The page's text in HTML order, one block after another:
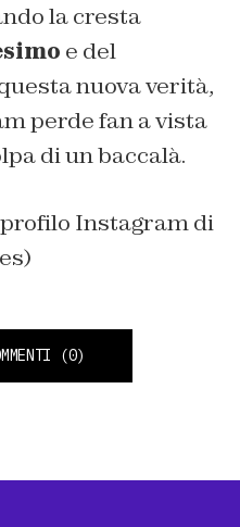
la cresta
e del
nuova verità,
perde fan a vista
di un baccalà.
Instagram di
(0)